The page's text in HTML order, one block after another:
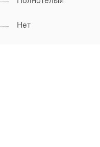
Нет